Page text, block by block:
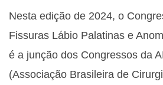
Nesta edição de 2024, o
Fissuras Lábio Palatinas e
é a junção dos Congressos da
(Associação Brasileira de